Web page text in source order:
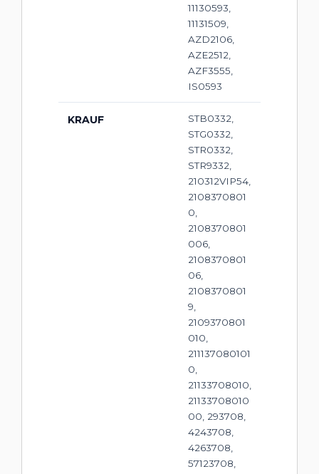
11130593,
11131509,
AZD2106,
AZE2512,
AZF3555,
IS0593
KRAUF
STB0332,
STG0332,
STR0332,
STR9332,
210312VIP54,
2108370801
0,
2108370801
006,
2108370801
06,
2108370801
9,
2109370801
010,
211137080101
0,
21133708010,
21133708010
00, 293708,
4243708,
4263708,
57123708,